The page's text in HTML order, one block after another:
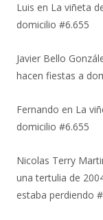
Luis en La viñeta
domicilio #6.655
Javier Bello
hacen fiestas a
Fernando en La
domicilio #6.655
Nicolas Terry
una tertulia de
estaba perdiendo